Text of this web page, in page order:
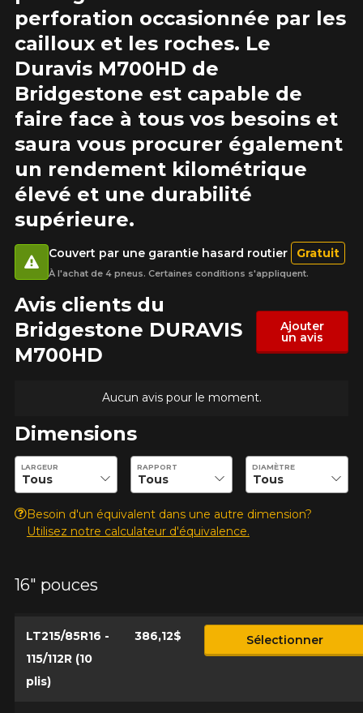
perforation occasionnée par les
cailloux et les roches. Le
Duravis M700HD de
Bridgestone est capable de
faire face à tous vos besoins et
saura vous procurer également
un rendement kilométrique
élevé et une durabilité
supérieure.
Couvert par une garantie hasard routier Gratuit
À l'achat de 4 pneus. Certaines conditions s'appliquent.
Avis clients du
Bridgestone DURAVIS
M700HD
Ajouter
un avis
Aucun avis pour le moment.
Dimensions
Entrez les dimensions souhaitées pour vérifier la disponibilité
LARGEUR RAPPORT DIAMÈTRE
Besoin d'un équivalent dans une autre dimension?
Utilisez notre calculateur d'équivalence.
16" pouces
LT215/85R16 -
115/112R (10
plis)
386,12$ Sélectionner
Note
1
2 3 4 5
Commentaire
Envoyer
présentement. Nous aimerions vous
aider à trouver le produit qu'il vous faut.
N'hésitez pas à contacter notre service
à la clientèle, qui se fera un plaisir de
rechercher des options pour votre
configuration.
1-866-220-8025
*Attention cette dimension représente une possibilité
d'équipement pour votre véhicule, vous devez vérifier
l'exactitude de l'information sur votre véhicule directement
avant de commander.